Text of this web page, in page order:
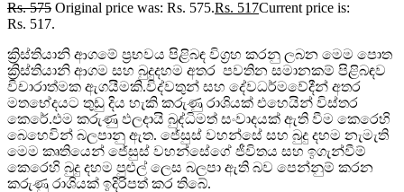
Rs.575 Original price was: Rs. 575.Rs. 517Current price is:
Rs. 517.
ක්‍රිස්තියානි ආගමේ ප්‍රභවය පිළිබඳ විග්‍රහ කරනු ලබන මෙම පොත
ක්‍රිස්තියානි ආගම සහ බුදුදහම අතර පවතින සමානකම් පිළිබඳව
විචාරාත්මක ඇගයීමකි.විද්වතුන් සහ දේවධර්මවේදීන් අතර
මතභේදයට තුඩු දිය හැකි කරුණු රාශියක් එහෙයින් විස්තර
කෙරේ.එම කරුණු ඵලදායි බුද්ධිමත් සංවාදයක් ඇති වීම කෙරෙහි
බෙහෙවින් බලපානු ඇත. ජේසුස් වහන්සේ සහ බුදු දහම නැමැති
මෙම කෘතියෙන් ජේසුස් වහන්සේගේ ජීවිතය සහ ඉගැන්වීම්
කෙරෙහි බුදු දහම පුළුල් ලෙස බලපා ඇති බව පෙන්නුම් කරන
කරුණු රාශියක් ඉදිරිපත් කර තිබේ.